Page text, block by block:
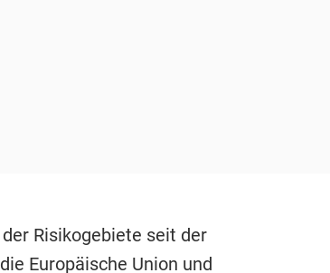
Risikogebiete seit der
Europäische Union und